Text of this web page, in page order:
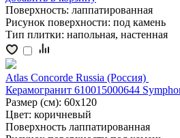
Поверхность: лаппатированная
Рисунок поверхности: под камень
Тип плитки: напольная, настенная
Atlas Concorde Russia (Россия)
Керамогранит 610015000644
Размер (см): 60x120
Цвет: коричневый
Поверхность лаппатированная